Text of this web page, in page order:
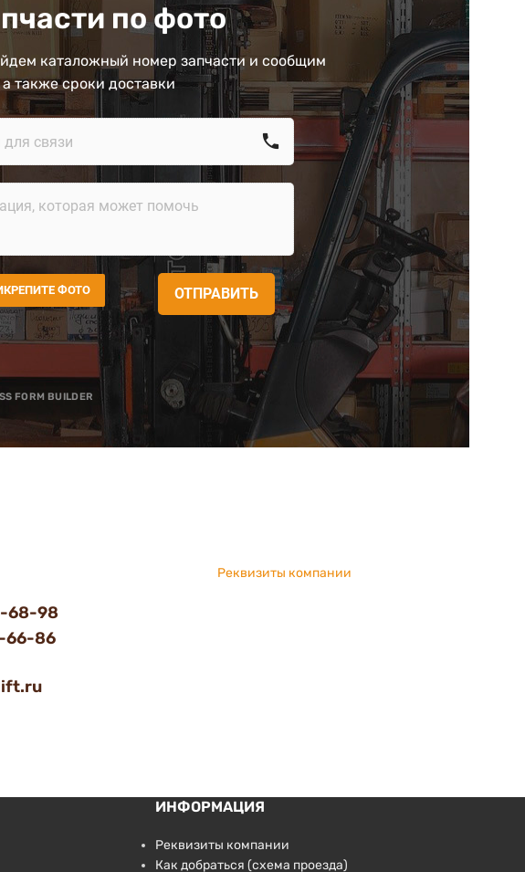
по фото
каталожный номер запчасти и сообщим
также сроки доставки
call
ФОТО ОТПРАВИТЬ
FORM BUILDER
68-98
66-86
Реквизиты компании
ИНФОРМАЦИЯ
Реквизиты компании
Как добраться (схема проезда)